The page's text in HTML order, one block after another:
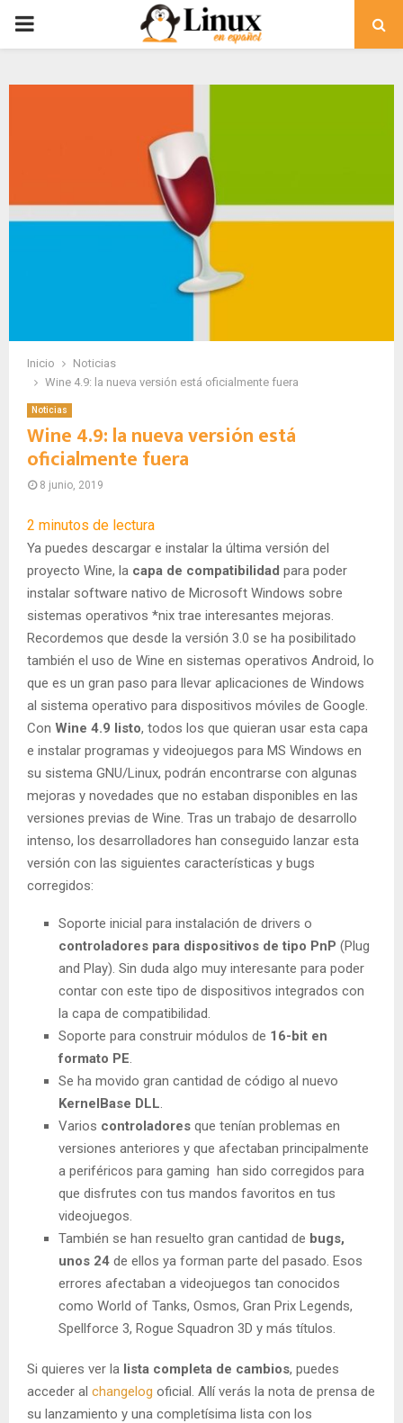
PRIMARY
Inicio
Noticias
Wine 4.9: la nueva versión está oficialmente fuera
Noticias
Wine 4.9: la nueva versión está
oficialmente fuera
8 junio, 2019
2 minutos de lectura
Ya puedes descargar e instalar la última versión del
proyecto Wine, la capa de compatibilidad para poder
instalar software nativo de Microsoft Windows sobre
sistemas operativos *nix trae interesantes mejoras.
Recordemos que desde la versión 3.0 se ha posibilitado
también el uso de Wine en sistemas operativos Android, lo
que es un gran paso para llevar aplicaciones de Windows
al sistema operativo para dispositivos móviles de Google.
Con Wine 4.9 listo, todos los que quieran usar esta capa
e instalar programas y videojuegos para MS Windows en
su sistema GNU/Linux, podrán encontrarse con algunas
mejoras y novedades que no estaban disponibles en las
versiones previas de Wine. Tras un trabajo de desarrollo
intenso, los desarrolladores han conseguido lanzar esta
versión con las siguientes características y bugs
corregidos:
Soporte inicial para instalación de drivers o
controladores para dispositivos de tipo PnP (Plug
and Play). Sin duda algo muy interesante para poder
contar con este tipo de dispositivos integrados con
la capa de compatibilidad.
Soporte para construir módulos de 16-bit en
formato PE.
Se ha movido gran cantidad de código al nuevo
KernelBase DLL.
Varios controladores que tenían problemas en
versiones anteriores y que afectaban principalmente
a periféricos para gaming han sido corregidos para
que disfrutes con tus mandos favoritos en tus
videojuegos.
También se han resuelto gran cantidad de bugs,
unos 24 de ellos ya forman parte del pasado. Esos
errores afectaban a videojuegos tan conocidos
como World of Tanks, Osmos, Gran Prix Legends,
Spellforce 3, Rogue Squadron 3D y más títulos.
Si quieres ver la lista completa de cambios, puedes
acceder al changelog oficial. Allí verás la nota de prensa de
su lanzamiento y una completísima lista con los